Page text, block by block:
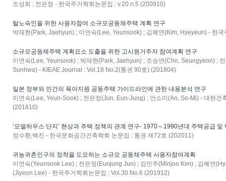
조성희 ; 전은정 - 한국주거학회논문집 : v.20 n.5 (200910)
탈노숙인을 위한 사용자참여 소규모공동체주택 계획 연구
박재현(Park, Jaehyun) ; 이연숙(Lee, Yeunsook) ; 김혜연(Kim, Hyeyeun) - 한
소규모공동체주택 계획요소 도출을 위한 고시원거주자 참여계획 연구
이연숙(Lee, Yeunsook) ; 박재현(Park, Jaehyun) ; 조승연(Cho, Seungyeon) ;
Sunhwa) - KIEAE Journal : Vol.18 No.2(통권 90호) (201804)
일본 정부와 민간의 육아지원 공동주택 가이드라인에 관한 내용분석 연구
이연숙(Lee, Yeun-Sook) ; 전은정(Jun, Eun-Jung) ; 안소미(An, So-Mi) - 대한건
(201610)
‘모델하우스 단지’ 현상과 주택 정책의 관계 연구- 1970～1990년대 주택공급
정수환;백진 - 한국문화공간건축학회 논문집 : 통권 제72호 (202011)
귀농귀촌인구의 정착을 도모하는 소규모 공동체주택 사용자참여계획
이연숙(Yeunsook Lee) ; 전은정(Eunjung Jun) ; 김민주(Minjoo Kim) ; 김혜연
(Jiyeon Lee) - 한국주거학회논문집 : Vol.30 No.6 (201912)